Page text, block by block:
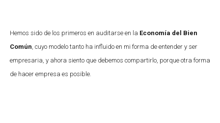
Hemos sido de los primeros en auditarse en la Economía del Bien
Común , cuyo modelo tanto ha influido en mi forma de entender y ser
empresaria, y ahora siento que debemos compartirlo, porque otra forma
de hacer empresa es posible.